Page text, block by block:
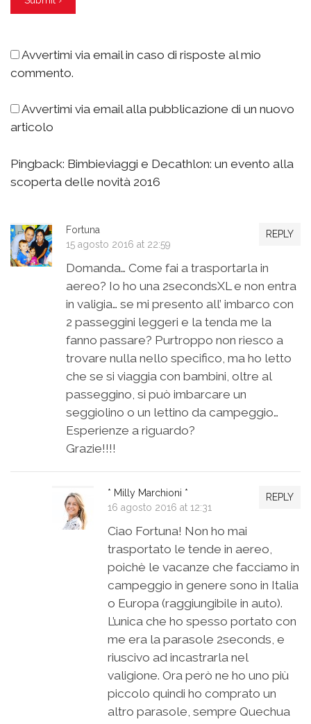
Avvertimi via email in caso di risposte al mio
commento.
Avvertimi via email alla pubblicazione di un nuovo
articolo
Pingback: Bimbieviaggi e Decathlon: un evento alla
scoperta delle novità 2016
REPLY
Fortuna
15 agosto 2016 at 22:59
Domanda… Come fai a trasportarla in
aereo? Io ho una 2secondsXL e non entra
in valigia… se mi presento all’ imbarco con
2 passeggini leggeri e la tenda me la
fanno passare? Purtroppo non riesco a
trovare nulla nello specifico, ma ho letto
che se si viaggia con bambini, oltre al
passeggino, si può imbarcare un
seggiolino o un lettino da campeggio…
Esperienze a riguardo?
Grazie!!!!
REPLY
* Milly Marchioni *
16 agosto 2016 at 12:31
Ciao Fortuna! Non ho mai
trasportato le tende in aereo,
poichè le vacanze che facciamo in
campeggio in genere sono in Italia
o Europa (raggiungibile in auto).
L’unica che ho spesso portato con
me era la parasole 2seconds, e
riuscivo ad incastrarla nel
valigione. Ora però ne ho uno più
piccolo quindi ho comprato un
altro parasole, sempre Quechua